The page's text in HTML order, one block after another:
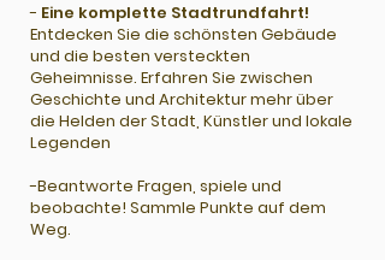
- Eine komplette Stadtrundfahrt!
Entdecken Sie die schönsten Gebäude
und die besten versteckten
Geheimnisse. Erfahren Sie zwischen
Geschichte und Architektur mehr über
die Helden der Stadt, Künstler und lokale
Legenden
-Beantworte Fragen, spiele und
beobachte! Sammle Punkte auf dem
Weg.